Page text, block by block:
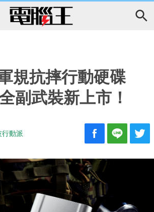
規抗摔行動硬碟
副武裝新上市！
行動派